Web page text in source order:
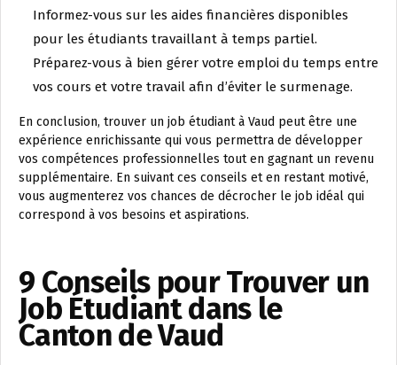
Informez-vous sur les aides financières disponibles
pour les étudiants travaillant à temps partiel.
Préparez-vous à bien gérer votre emploi du temps entre
vos cours et votre travail afin d’éviter le surmenage.
En conclusion, trouver un job étudiant à Vaud peut être une
expérience enrichissante qui vous permettra de développer
vos compétences professionnelles tout en gagnant un revenu
supplémentaire. En suivant ces conseils et en restant motivé,
vous augmenterez vos chances de décrocher le job idéal qui
correspond à vos besoins et aspirations.
9 Conseils pour Trouver un
Job Étudiant dans le
Canton de Vaud